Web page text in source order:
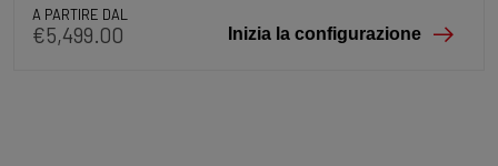
A PARTIRE DAL
€5,499.00 Inizia la configurazione